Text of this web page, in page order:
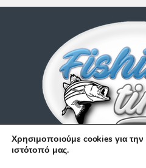
Χρησιμοποιούμε cookies για
ιστότοπό μας.